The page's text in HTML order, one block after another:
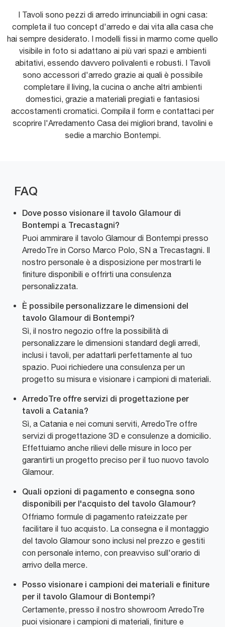
I Tavoli sono pezzi di arredo irrinunciabili in ogni casa:
completa il tuo concept d'arredo e dai vita alla casa che
hai sempre desiderato. I modelli fissi in marmo come quello
visibile in foto si adattano ai più vari spazi e ambienti
abitativi, essendo davvero polivalenti e robusti. I Tavoli
sono accessori d'arredo grazie ai quali è possibile
completare il living, la cucina o anche altri ambienti
domestici, grazie a materiali pregiati e fantasiosi
accostamenti cromatici. Compila il form e contattaci per
scoprire l'Arredamento Casa dei migliori brand, tavolini e
sedie a marchio Bontempi.
FAQ
Dove posso visionare il tavolo Glamour di
Bontempi a Trecastagni?
Puoi ammirare il tavolo Glamour di Bontempi presso
ArredoTre in Corso Marco Polo, SN a Trecastagni. Il
nostro personale è a disposizione per mostrarti le
finiture disponibili e offrirti una consulenza
personalizzata.
È possibile personalizzare le dimensioni del
tavolo Glamour di Bontempi?
Sì, il nostro negozio offre la possibilità di
personalizzare le dimensioni standard degli arredi,
inclusi i tavoli, per adattarli perfettamente al tuo
spazio. Puoi richiedere una consulenza per un
progetto su misura e visionare i campioni di materiali.
ArredoTre offre servizi di progettazione per
tavoli a Catania?
Sì, a Catania e nei comuni serviti, ArredoTre offre
servizi di progettazione 3D e consulenze a domicilio.
Effettuiamo anche rilievi delle misure in loco per
garantirti un progetto preciso per il tuo nuovo tavolo
Glamour.
Quali opzioni di pagamento e consegna sono
disponibili per l'acquisto del tavolo Glamour?
Offriamo formule di pagamento rateizzate per
facilitare il tuo acquisto. La consegna e il montaggio
del tavolo Glamour sono inclusi nel prezzo e gestiti
con personale interno, con preavviso sull'orario di
arrivo della merce.
Posso visionare i campioni dei materiali e finiture
per il tavolo Glamour di Bontempi?
Certamente, presso il nostro showroom ArredoTre
puoi visionare i campioni di materiali, finiture e